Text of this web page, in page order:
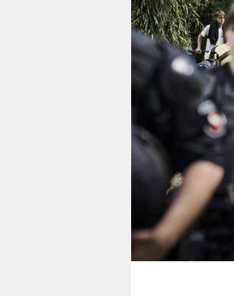
wahrheit
verlag
veranstaltungen
shop
fragen & hilfe
unterstützen
abo